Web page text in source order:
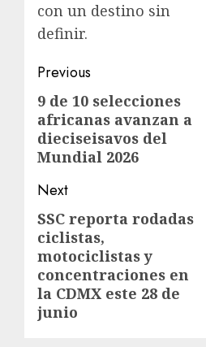
con un destino sin
definir.
Previous
9 de 10 selecciones
africanas avanzan a
dieciseisavos del
Mundial 2026
Next
SSC reporta rodadas
ciclistas,
motociclistas y
concentraciones en
la CDMX este 28 de
junio